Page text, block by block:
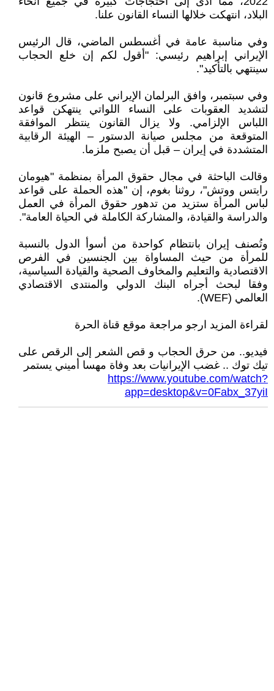
البلاد، انتهكت خلالها النساء القانون علنا.
وفي مناسبة عامة في أغسطس الماضي، قال الرئيس
الإيراني إبراهيم رئيسي: "أقول لكم إن خلع الحجاب
سينتهي بالتأكيد".
وفي سبتمبر، وافق البرلمان الإيراني على مشروع قانون
لتشديد العقوبات على النساء اللواتي ينتهكن قواعد
اللباس الإلزامي. ولا يزال القانون ينتظر الموافقة
المتوقعة من مجلس صيانة الدستور – الهيئة الرقابية
المتشددة في إيران – قبل أن يصبح ملزما.
وقالت الباحثة في مجال حقوق المرأة بمنظمة "هيومان
رايتس ووتش"، روثنا بغوم، إن "هذه الحملة على قواعد
لباس المرأة ستزيد من تدهور حقوق المرأة في العمل
والدراسة والقيادة، والمشاركة الكاملة في الحياة العامة".
وتُصنف إيران بانتظام كواحدة من أسوأ الدول بالنسبة
للمرأة من حيث المساواة بين الجنسين في الفرص
الاقتصادية والتعليم والمخاوف الصحية والقيادة السياسية،
وفقا لبحث أجراه البنك الدولي والمنتدى الاقتصادي
العالمي (WEF).
لقراءة المزيد ارجو مراجعة موقع قناة الحرة
فيديو.. من حرق الحجاب و قص الشعر إلى الرقص على
تيك توك .. غضب الإيرانيات بعد وفاة مهسا أميني يستمر
https://www.youtube.com/watch?
app=desktop&v=0Fabx_37yiI